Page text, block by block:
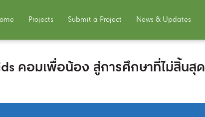
Projects Submit a Project News & Updates
คอมเพื่อน้อง สู่การศึกษาที่ไม่สิ้นสุด